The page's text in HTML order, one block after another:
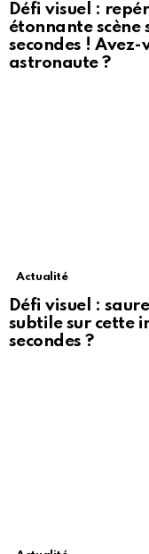
Défi visuel :
étonnante scène
secondes ! Avez-
astronaute ?
Actualité
Défi visuel :
subtile sur cette
secondes ?